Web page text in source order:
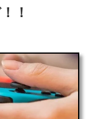
！